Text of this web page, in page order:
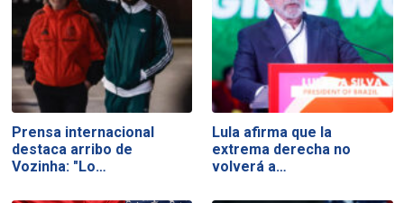
Prensa internacional
destaca arribo de
Vozinha: "Lo…
Lula afirma que la
extrema derecha no
volverá a…